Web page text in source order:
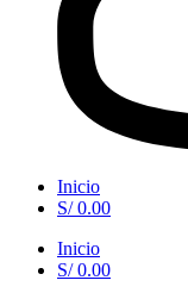
Inicio
S/0.00
Inicio
S/0.00